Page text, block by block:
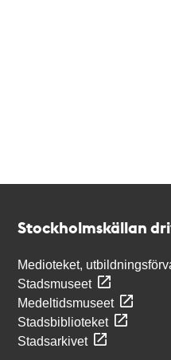
Stockholmskällan
Medioteket,
Stadsmuseet
Medeltidsmuseet
Stadsbiblioteket
Stadsarkivet